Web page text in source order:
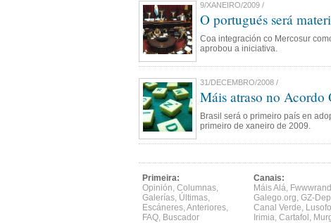
9/XANEIRO/2009 /
O portugués será
Coa integración co Mercosur
aprobou a iniciativa.
31/DECEMBRO/2008 /
Máis atraso no
Brasil será o primeiro país en
primeiro de xaneiro de 2009.
Primeira:
Opinión, Columnas,
Galerías, Últimas,
Escáneres,Anteriores,
FAQ, Buscador
Canais:
Máis Alá,
Galego.org, GZ-
Canal Verde,
Irimia, Cartafol ,